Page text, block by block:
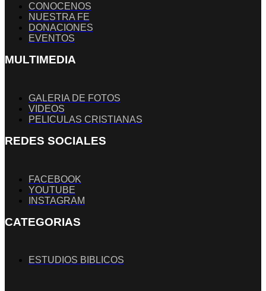
CONOCENOS
NUESTRA FE
DONACIONES
EVENTOS
MULTIMEDIA
GALERIA DE FOTOS
VIDEOS
PELICULAS CRISTIANAS
REDES SOCIALES
FACEBOOK
YOUTUBE
INSTAGRAM
CATEGORIAS
ESTUDIOS BIBLICOS